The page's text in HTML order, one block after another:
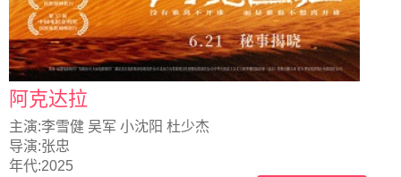
阿克达拉
主演:李雪健 吴军 小沈阳 杜少杰
导演:张忠
年代:2025